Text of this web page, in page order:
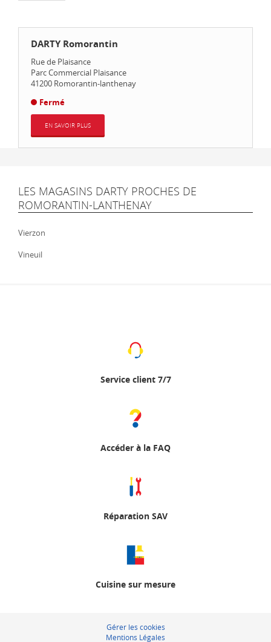
DARTY Romorantin
Rue de Plaisance
Parc Commercial Plaisance
41200 Romorantin-lanthenay
Fermé
EN SAVOIR PLUS
LES MAGASINS DARTY PROCHES DE
ROMORANTIN-LANTHENAY
Vierzon
Vineuil
Service client 7/7
Accéder à la FAQ
Réparation SAV
Cuisine sur mesure
Gérer les cookies
Mentions Légales